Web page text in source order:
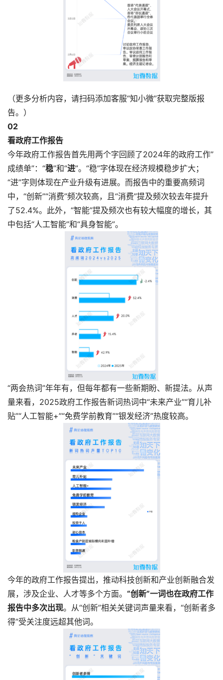
（更多分析内容，请扫码添加客服“知小微”获取完整版报
告。）
02
看政府工作报告
今年政府工作报告首先用两个字回顾了2024年的政府工作”
成绩单”：“稳”和“进”。“稳”字体现在经济规模稳步扩大；
“进”字则体现在产业升级有进展。而报告中的重要高频词
中，“创新”“消费”频次较高，且“消费”提及频次较去年提升
了52.4%。此外，“智能”提及频次也有较大幅度的增长，其
中包括“人工智能”和“具身智能”。
“两会热词”年年有，但每年都有一些新期盼、新提法。从声
量来看，2025政府工作报告新词热词中“未来产业”“育儿补
贴”“人工智能+”“免费学前教育”“银发经济”热度较高。
今年的政府工作报告提出，推动科技创新和产业创新融合发
展，涉及企业、人才等多个方面。 “创新”一词也在政府工作
报告中多次出现。从“创新”相关关键词声量来看，“创新者多
得”受关注度远超其他词。